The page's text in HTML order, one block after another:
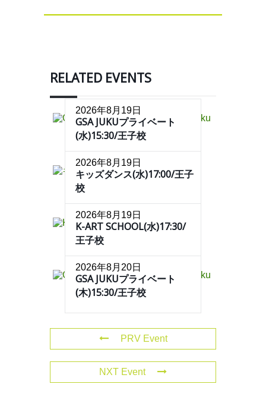
RELATED EVENTS
2026年8月19日
GSA JUKUプライベート
(水)15:30/王子校
2026年8月19日
キッズダンス(水)17:00/王子
校
2026年8月19日
K-ART SCHOOL(水)17:30/
王子校
2026年8月20日
GSA JUKUプライベート
(木)15:30/王子校
PRV Event
NXT Event